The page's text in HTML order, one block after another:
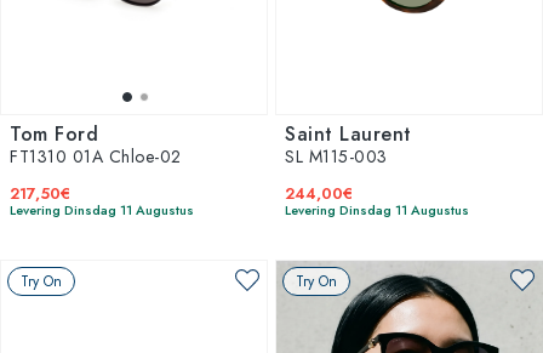
Tom Ford
FT1310 01A Chloe-02
217,50€
Levering Dinsdag 11 Augustus
Saint Laurent
SL M115-003
244,00€
Levering Dinsdag 11 Augustus
Try On Try On